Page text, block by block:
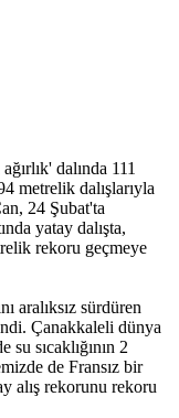
dalında 111
metrelik dalışlarıyla
24 Şubat'ta
yatay dalışta,
rekoru geçmeye
aralıksız sürdüren
Çanakkaleli dünya
sıcaklığının 2
de Fransız bir
alış rekorunu rekoru